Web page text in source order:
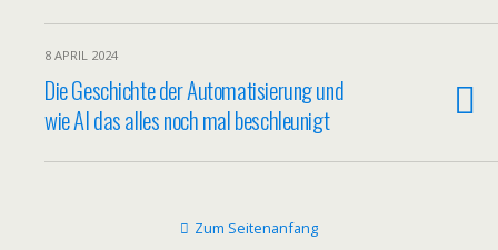
8 APRIL 2024
Die Geschichte der Automatisierung und
wie AI das alles noch mal beschleunigt
Zum Seitenanfang